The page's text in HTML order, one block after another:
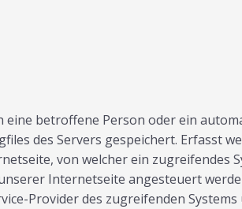
betroffene Person oder ein
des Servers gespeichert. Erfasst
von welcher ein
Internetseite angesteuert
Provider des zugreifenden